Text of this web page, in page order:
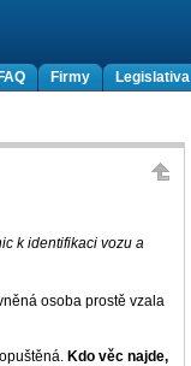
Legislativa
Firmy
FAQ
k identifikaci vozu a
osoba prostě vzala
Kdo věc najde,